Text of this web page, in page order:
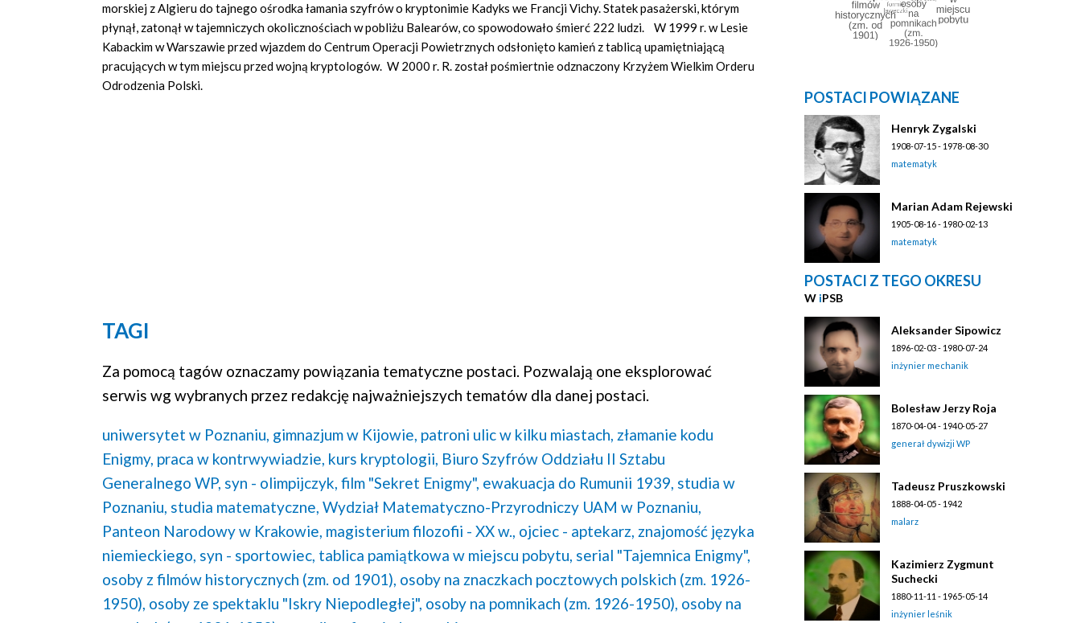
morskiej z Algieru do tajnego ośrodka łamania szyfrów o kryptonimie Kadyks we Francji Vichy. Statek pasażerski, którym
płynął, zatonął w tajemniczych okolicznościach w pobliżu Balearów, co spowodowało śmierć 222 ludzi. W 1999 r. w Lesie
Kabackim w Warszawie przed wjazdem do Centrum Operacji Powietrznych odsłonięto kamień z tablicą upamiętniającą
pracujących w tym miejscu przed wojną kryptologów. W 2000 r. R. został pośmiertnie odznaczony Krzyżem Wielkim Orderu
Odrodzenia Polski.
TAGI
Za pomocą tagów oznaczamy powiązania tematyczne postaci. Pozwalają one eksplorować
serwis wg wybranych przez redakcję najważniejszych tematów dla danej postaci.
uniwersytet w Poznaniu, gimnazjum w Kijowie, patroni ulic w kilku miastach, złamanie kodu
Enigmy, praca w kontrwywiadzie, kurs kryptologii, Biuro Szyfrów Oddziału II Sztabu
Generalnego WP, syn - olimpijczyk, film "Sekret Enigmy", ewakuacja do Rumunii 1939, studia w
Poznaniu, studia matematyczne, Wydział Matematyczno-Przyrodniczy UAM w Poznaniu,
Panteon Narodowy w Krakowie, magisterium filozofii - XX w., ojciec - aptekarz, znajomość języka
niemieckiego, syn - sportowiec, tablica pamiątkowa w miejscu pobytu, serial "Tajemnica Enigmy",
osoby z filmów historycznych (zm. od 1901), osoby na znaczkach pocztowych polskich (zm. 1926-
1950), osoby ze spektaklu "Iskry Niepodległej", osoby na pomnikach (zm. 1926-1950), osoby na
POSTACI POWIĄZANE
Henryk Zygalski
1908-07-15 - 1978-08-30
matematyk
Marian Adam Rejewski
1905-08-16 - 1980-02-13
matematyk
POSTACI Z TEGO OKRESU
W iPSB
Aleksander Sipowicz
1896-02-03 - 1980-07-24
inżynier mechanik
Bolesław Jerzy Roja
1870-04-04 - 1940-05-27
generał dywizji WP
Tadeusz Pruszkowski
1888-04-05 - 1942
malarz
Kazimierz Zygmunt
Suchecki
1880-11-11 - 1965-05-14
inżynier leśnik